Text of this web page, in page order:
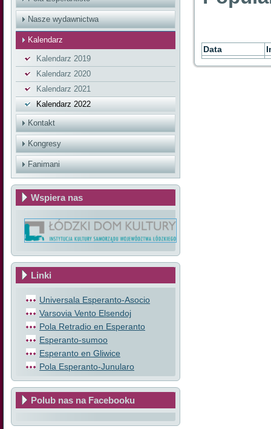
Nasze wydawnictwa
Kalendarz
Kalendarz 2019
Kalendarz 2020
Kalendarz 2021
Kalendarz 2022
Kontakt
Kongresy
Fanimani
Wspiera nas
Linki
Universala Esperanto-Asocio
Varsovia Vento Elsendoj
Pola Retradio en Esperanto
Esperanto-sumoo
Esperanto en Gliwice
Pola Esperanto-Junularo
Polub nas na Facebooku
Data